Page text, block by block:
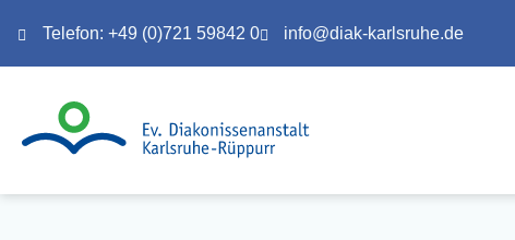
Telefon: +49 (0)721 59842 0 info@diak-karlsruhe.de